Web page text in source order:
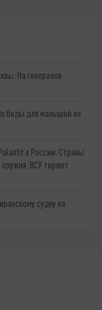
На генералов
беды для малышей не
в России. Страны
оружия. ВСУ теряют
судну на